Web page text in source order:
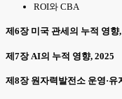
ROI와 CBA
제6장 미국 관세의 누적 영향
제7장 AI의 누적 영향, 2025
제8장 원자력발전소 운영·